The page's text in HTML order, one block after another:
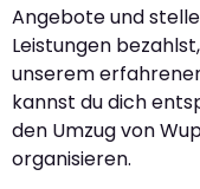
Angebote und
Leistungen
unserem
kannst du dich
den Umzug von
organisieren.